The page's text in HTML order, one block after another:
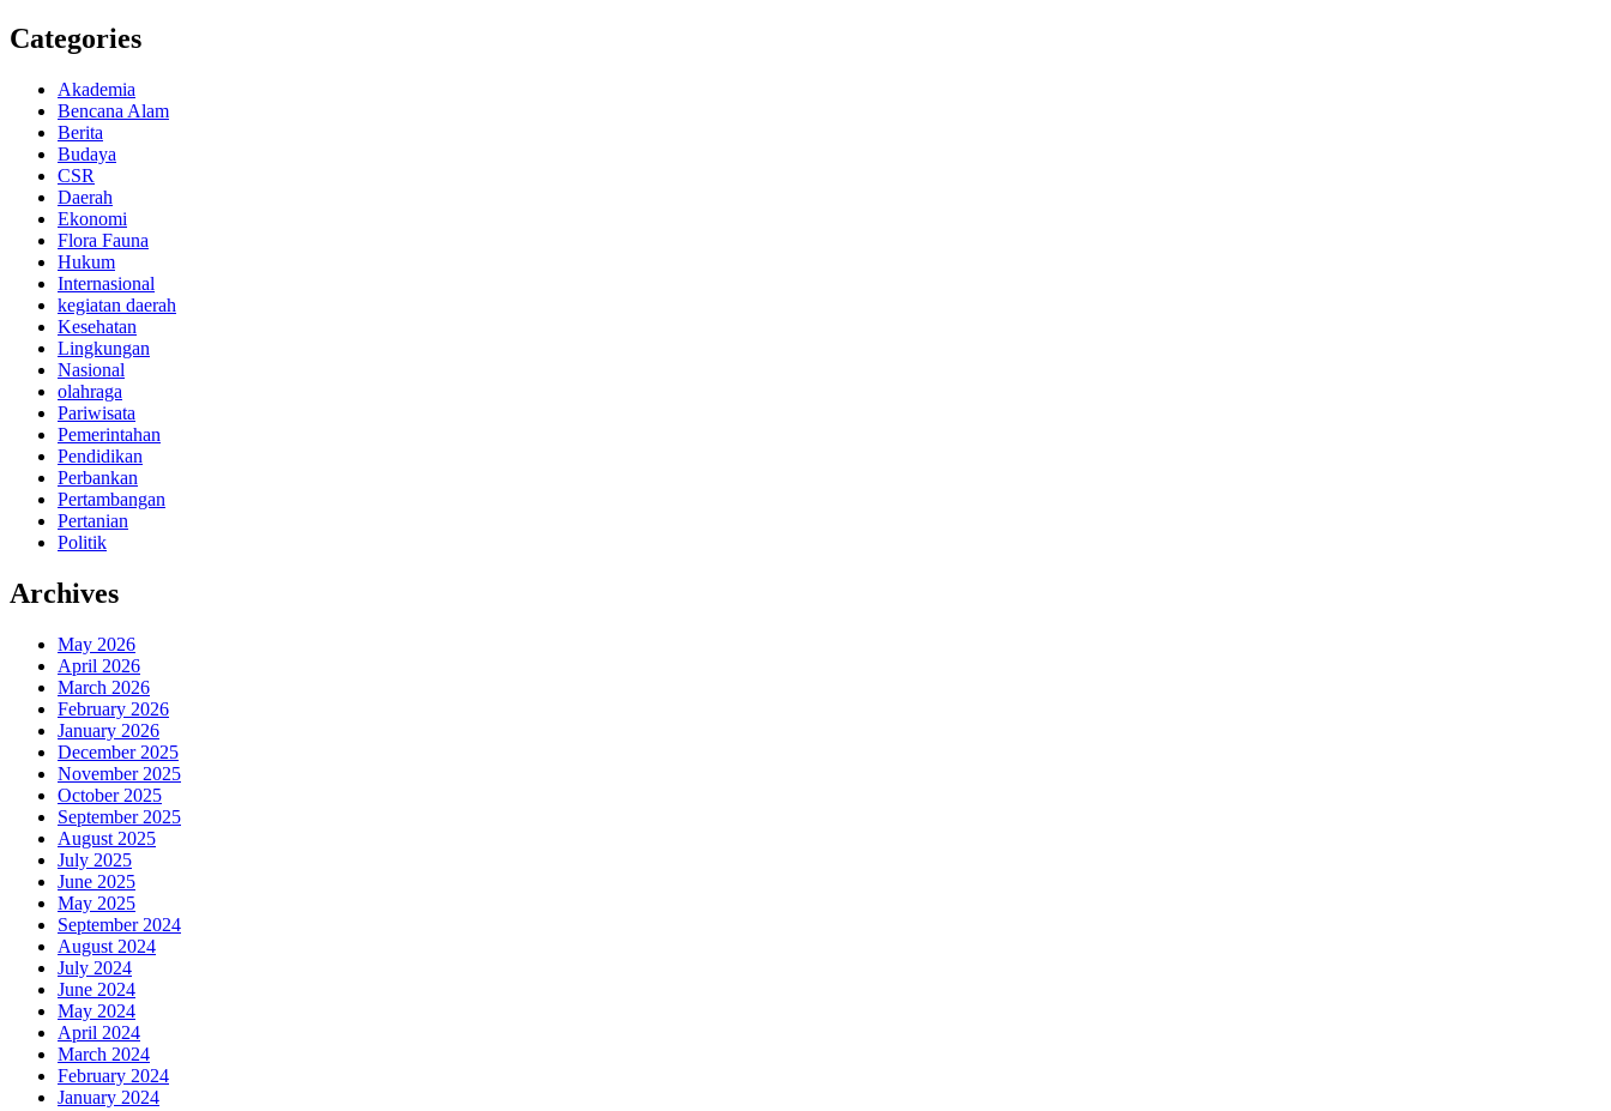
Categories
Akademia
Bencana Alam
Berita
Budaya
CSR
Daerah
Ekonomi
Flora Fauna
Hukum
Internasional
kegiatan daerah
Kesehatan
Lingkungan
Nasional
olahraga
Pariwisata
Pemerintahan
Pendidikan
Perbankan
Pertambangan
Pertanian
Politik
Archives
May 2026
April 2026
March 2026
February 2026
January 2026
December 2025
November 2025
October 2025
September 2025
August 2025
July 2025
June 2025
May 2025
September 2024
August 2024
July 2024
June 2024
May 2024
April 2024
March 2024
February 2024
January 2024